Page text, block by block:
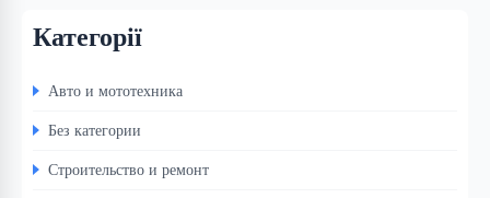
Категорії
Авто и мототехника
Без категории
Строительство и ремонт